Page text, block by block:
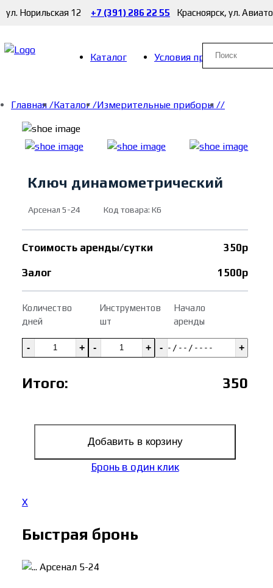
ул. Норильская 12 +7 (391) 286 22 55 Красноярск, ул.
Каталог Условия проката
Главная /Каталог /Измерительные приборы //
Ключ динамометрический
Арсенал 5-24 Код товара: К6
Стоимость аренды/сутки 350р
Залог 1500р
Количество
дней
Инструментов
шт
Начало
аренды
- + - + - +
Итого: 350
Добавить в корзину
Бронь в один клик
X
Быстрая бронь
Арсенал 5-24